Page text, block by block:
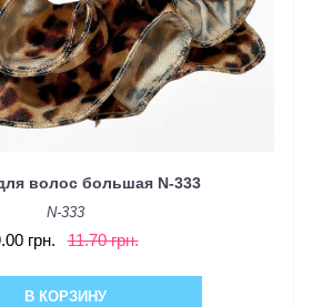
волос большая N-333
N-333
грн. 11.70 грн.
В КОРЗИНУ